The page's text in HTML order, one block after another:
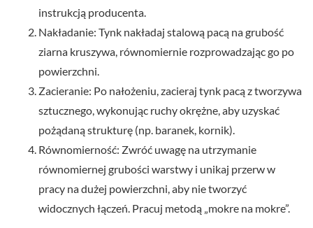
instrukcją producenta.
Nakładanie: Tynk nakładaj stalową pacą na grubość
ziarna kruszywa, równomiernie rozprowadzając go po
powierzchni.
Zacieranie: Po nałożeniu, zacieraj tynk pacą z tworzywa
sztucznego, wykonując ruchy okrężne, aby uzyskać
pożądaną strukturę (np. baranek, kornik).
Równomierność: Zwróć uwagę na utrzymanie
równomiernej grubości warstwy i unikaj przerw w
pracy na dużej powierzchni, aby nie tworzyć
widocznych łączeń. Pracuj metodą „mokre na mokre”.